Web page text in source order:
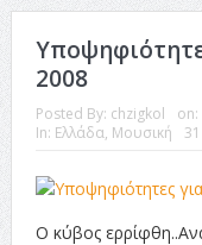
2008
Posted By: chzigkol on:
In: Ελλάδα, Μουσική
Ο κύβος